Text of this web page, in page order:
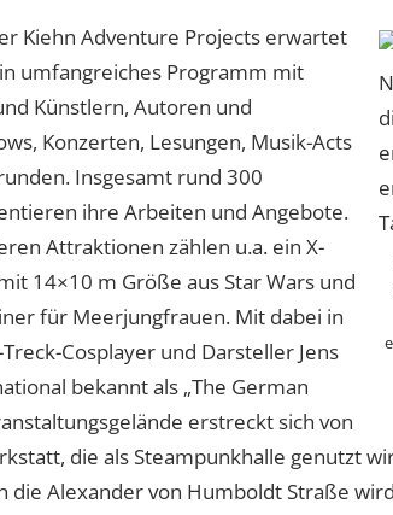
Kiehn Adventure Projects erwartet
umfangreiches Programm mit
Künstlern, Autoren und
Konzerten, Lesungen, Musik-Acts
Insgesamt rund 300
ihre Arbeiten und Angebote.
Attraktionen zählen u.a. ein X-
14×10 m Größe aus Star Wars und
für Meerjungfrauen. Mit dabei in
Cosplayer und Darsteller Jens
bekannt als „The German
erstreckt sich von
die als Steampunkhalle genutzt
die Alexander von Humboldt Straße